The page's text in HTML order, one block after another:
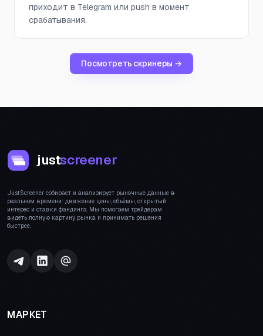
приходит в Telegram или push в момент
срабатывания.
Посмотреть скринеры →
justscreener
JustScreener собирает и анализирует рыночные данные в
реальном времени: движение цены, объёмы, открытый
интерес и ставки фандинга. Мы помогаем трейдерам
видеть полную картину рынка и принимать решения
быстрее.
МАРКЕТ